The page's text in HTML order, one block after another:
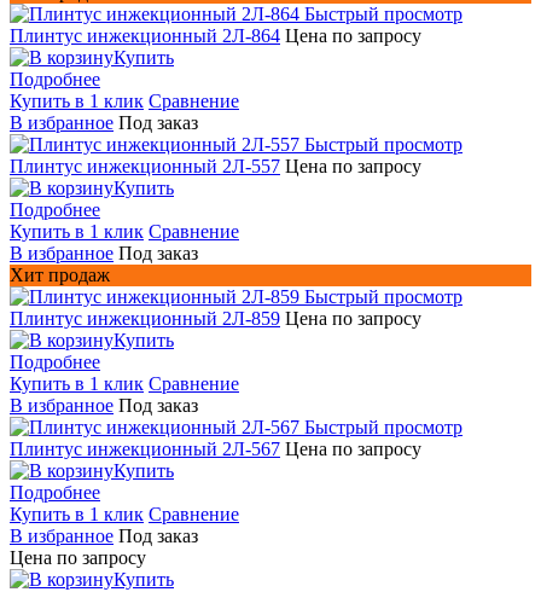
Быстрый просмотр
Плинтус инжекционный 2Л-864 Цена по запросу
Купить
Подробнее
Купить в 1 клик Сравнение
В избранное Под заказ
Быстрый просмотр
Плинтус инжекционный 2Л-557 Цена по запросу
Купить
Подробнее
Купить в 1 клик Сравнение
В избранное Под заказ
Хит продаж
Быстрый просмотр
Плинтус инжекционный 2Л-859 Цена по запросу
Купить
Подробнее
Купить в 1 клик Сравнение
В избранное Под заказ
Быстрый просмотр
Плинтус инжекционный 2Л-567 Цена по запросу
Купить
Подробнее
Купить в 1 клик Сравнение
В избранное Под заказ
Цена по запросу
Купить